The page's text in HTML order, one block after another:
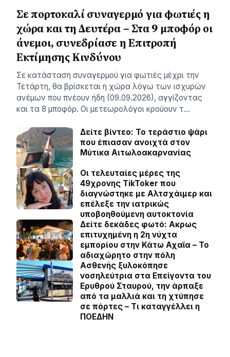
Σε πορτοκαλί συναγερμό για φωτιές η
χώρα και τη Δευτέρα – Στα 9 μποφόρ οι
άνεμοι, συνεδρίασε η Επιτροπή
Εκτίμησης Κινδύνου
Σε κατάσταση συναγερμού για φωτιές μέχρι την
Τετάρτη, θα βρίσκεται η χώρα λόγω των ισχυρών
ανέμων που πνέουν ήδη (09.09.2026), αγγίζοντας
και τα 8 μποφόρ. Οι μετεωρολόγοι κρούουν τ…
Δείτε βίντεο: Το τεράστιο ψάρι
που έπιασαν ανοιχτά στον
Μύτικα Αιτωλοακαρνανίας
Οι τελευταίες μέρες της
49χρονης TikToker που
διαγνώστηκε με Αλτσχάιμερ και
επέλεξε την ιατρικώς
υποβοηθούμενη αυτοκτονία
Δείτε δεκάδες φωτό: Ακρως
επιτυχημένη η 2η νύχτα
εμπορίου στην Κάτω Αχαϊα – Το
αδιαχώρητο στην πόλη
Ασθενής ξυλοκόπησε
νοσηλεύτρια στα Επείγοντα του
Ερυθρού Σταυρού, την άρπαξε
από τα μαλλιά και τη χτύπησε
σε πόρτες – Τι καταγγέλλει η
ΠΟΕΔΗΝ